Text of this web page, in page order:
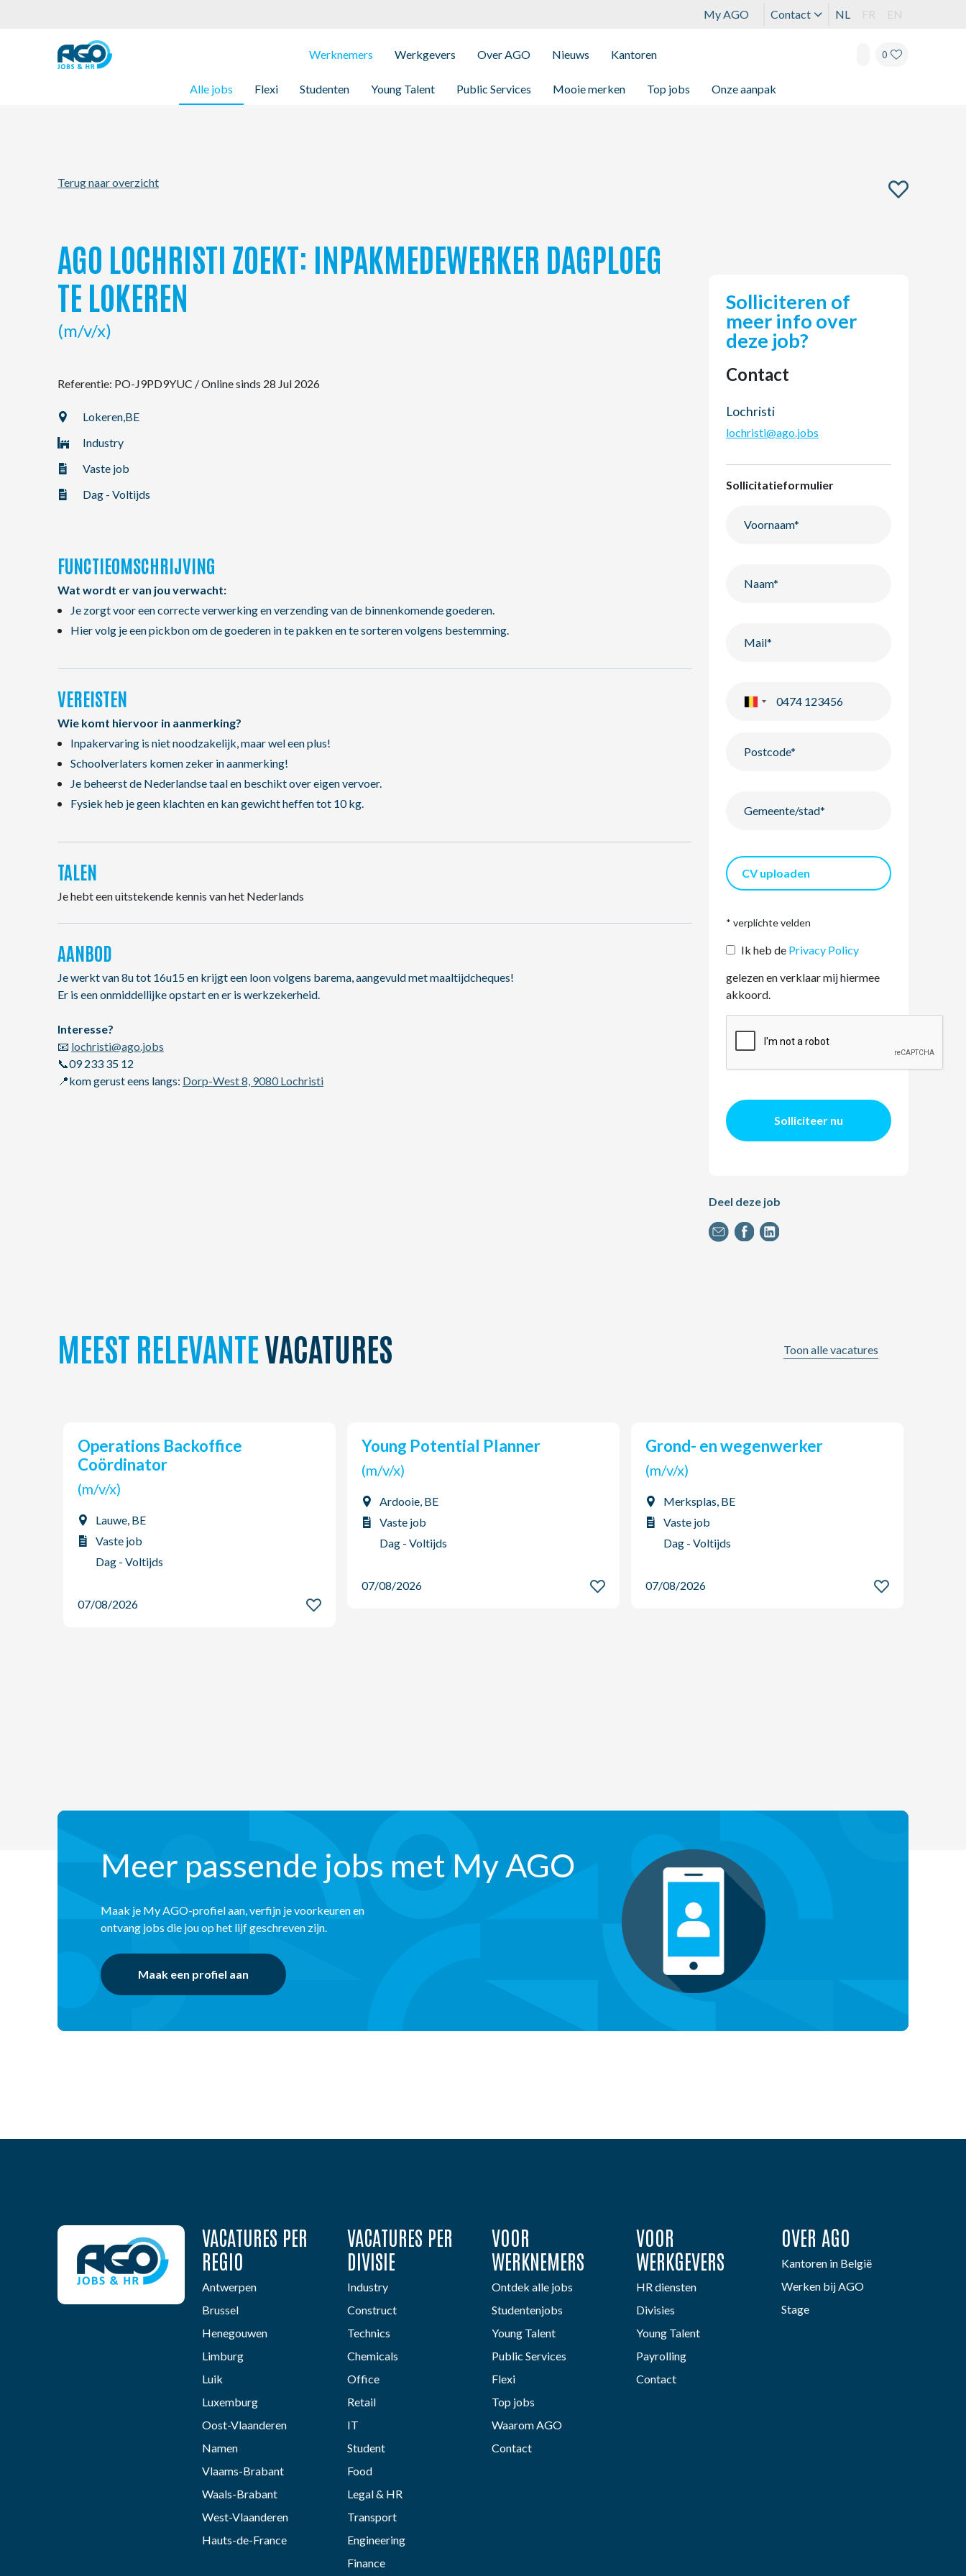
My AGO Contact NL FR EN
Werknemers
Alle jobs Flexi Studenten Young Talent Public Services Mooie merken Top jobs Onze aanpak
Werkgevers Over AGO Nieuws Kantoren 0
Werknemers
Kantoren
My AGO
Contact
Terug naar overzicht
AGO LOCHRISTI ZOEKT: INPAKMEDEWERKER DAGPLOEG
TE LOKEREN
(m/v/x)
Referentie: PO-J9PD9YUC /Online sinds 28 Jul 2026
Lokeren,BE
Industry
Vaste job
Dag - Voltijds
FUNCTIEOMSCHRIJVING
Wat wordt er van jou verwacht:
Je zorgt voor een correcte verwerking en verzending van de binnenkomende goederen.
Hier volg je een pickbon om de goederen in te pakken en te sorteren volgens bestemming.
VEREISTEN
Wie komt hiervoor in aanmerking?
Inpakervaring is niet noodzakelijk, maar wel een plus!
Schoolverlaters komen zeker in aanmerking!
Je beheerst de Nederlandse taal en beschikt over eigen vervoer.
Fysiek heb je geen klachten en kan gewicht heffen tot 10 kg.
TALEN
Je hebt een uitstekende kennis van het Nederlands
AANBOD
Je werkt van 8u tot 16u15 en krijgt een loon volgens barema, aangevuld met maaltijdcheques!
Er is een onmiddellijke opstart en er is werkzekerheid.
Interesse?
📧 lochristi@ago.jobs
📞09 233 35 12
📍kom gerust eens langs: Dorp-West 8, 9080 Lochristi
Solliciteren of
meer info over
deze job?
Contact
Lochristi
lochristi@ago.jobs
Sollicitatieformulier
CV uploaden
* verplichte velden
Ik heb de Privacy Policy
gelezen en verklaar mij hiermee
akkoord.
Solliciteer nu
Deel deze job
MEEST RELEVANTEVACATURES Toon alle vacatures
Operations Backoffice
Coördinator
(m/v/x)
Lauwe, BE
Vaste job
Dag - Voltijds
07/08/2026
Young Potential Planner
(m/v/x)
Ardooie, BE
Vaste job
Dag - Voltijds
07/08/2026
Grond- en wegenwerker
(m/v/x)
Merksplas, BE
Vaste job
Dag - Voltijds
07/08/2026
Meer passende jobs met My AGO
Maak je My AGO-profiel aan, verfijn je voorkeuren en
ontvang jobs die jou op het lijf geschreven zijn.
Maak een profiel aan
VACATURES PER
REGIO
Antwerpen
Brussel
Henegouwen
Limburg
Luik
Luxemburg
Oost-Vlaanderen
Namen
Vlaams-Brabant
Waals-Brabant
West-Vlaanderen
Hauts-de-France
VACATURES PER
DIVISIE
Industry
Construct
Technics
Chemicals
Office
Retail
IT
Student
Food
Legal & HR
Transport
Engineering
Finance
VOOR
WERKNEMERS
Ontdek alle jobs
Studentenjobs
Young Talent
Public Services
Flexi
Top jobs
Waarom AGO
Contact
VOOR
WERKGEVERS
HR diensten
Divisies
Young Talent
Payrolling
Contact
OVER AGO
Kantoren in België
Werken bij AGO
Stage